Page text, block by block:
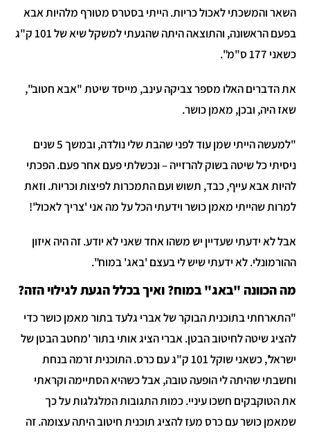
השאר והמשכתי לאכול כריות. הייתי בסטרס מטורף מלהיות אבא
בפעם הראשונה, והתוצאה היתה שהגעתי למשקל שיא של 101 ק"ג
כשאני 177 ס"מ".
את הדברים האלו מספר צביקה עינב, מייסד שיטת "אבא חטוב",
שאז היה, ובכן, מאמן כושר.
"למעשה הייתי שמן עוד לפני שהבת שלי נולדה, ובמשך 5 שנים
ניסיתי כל שיטה בשוק להרזייה – ונכשלתי פעם אחר פעם. הפכתי
להיות אבא עייף, כבד, תשוש ועם התמכרות לפיצות וכריות. וזאת
למרות שהייתי מאמן כושר וידעתי הכל על מה אני 'צריך לאכול'!
אבל לא ידעתי שעדיין יש משהו אחד שאני לא יודע. זה היה איזון
ההורמונלי. לא ידעתי שיש לי בעצם 'באג' במוח".
מה הכוונה "באג" במוח? ואיך בכלל הגעת לגילוי הזה?
"התארחתי בתוכנית הבוקר של אברי גלעד בתור מאמן כושר כדי
להציג שיטה לחיטוב הבטן. אברי הציג אותי בתור 'מחטב הבטן של
ישראל', כשאני שוקל 101 ק"ג עם כרס. התוכנית זרמה בנחת
וחשבתי שהיתה לי הופעה טובה, אבל כשהיא הסתיימה וקראתי
את הטוקבקים חשכו עיניי. כמות התגובות המלגלגות על כך
שמאמן כושר עם כרס מעז להציג תוכנית חיטוב היתה עצומה. זה